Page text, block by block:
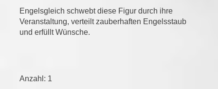
Engelsgleich schwebt diese Figur durch ihre
Veranstaltung, verteilt zauberhaften Engelsstaub
und erfüllt Wünsche.
Anzahl: 1